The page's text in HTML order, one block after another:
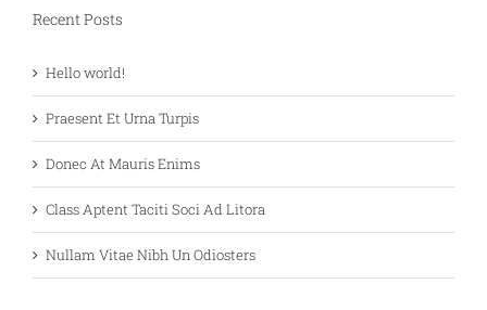
Recent Posts
Hello world!
Praesent Et Urna Turpis
Donec At Mauris Enims
Class Aptent Taciti Soci Ad Litora
Nullam Vitae Nibh Un Odiosters